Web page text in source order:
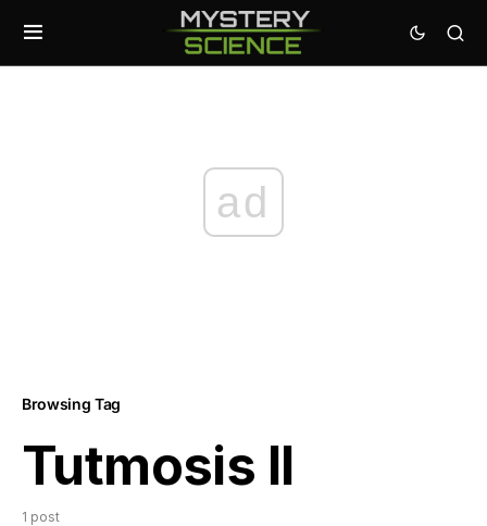
ad
Browsing Tag
Tutmosis II
1 post